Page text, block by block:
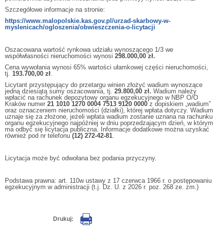
Szczegółowe informacje na stronie:
https://www.malopolskie.kas.gov.pl/urzad-skarbowy-w-
myslenicach/ogloszenia/obwieszczenia-o-licytacji
Oszacowana wartość rynkowa udziału wynoszącego 1/3 we
współwłasności nieruchomości wynosi 298.000,00 zł.
Cena wywołania wynosi 65% wartości ułamkowej części nieruchomości,
tj. 193.700,00 zł
Licytant przystępujący do przetargu winien złożyć wadium wynoszące
jedną dziesiątą sumy oszacowania, tj. 29.800,00 zł. Wadium należy
wpłacić na rachunek depozytowy organu egzekucyjnego w NBP O/O
Kraków numer 21 1010 1270 0004 7513 9120 0000 z dopiskiem „wadium”
oraz oznaczeniem nieruchomości (działki), której wpłata dotyczy. Wadium
uznaje się za złożone, jeżeli wpłata wadium zostanie uznana na rachunku
organu egzekucyjnego najpóźniej w dniu poprzedzającym dzień, w którym
ma odbyć się licytacja publiczna. Informacje dodatkowe można uzyskać
również pod nr telefonu (12) 272-42-81
Licytacja może być odwołana bez podania przyczyny.
Podstawa prawna: art. 110w ustawy z 17 czerwca 1966 r. o postępowaniu
egzekucyjnym w administracji (t.j. Dz. U. z 2026 r. poz. 268 ze. zm.)
Drukuj: